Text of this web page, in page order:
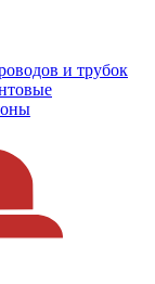
и трубок